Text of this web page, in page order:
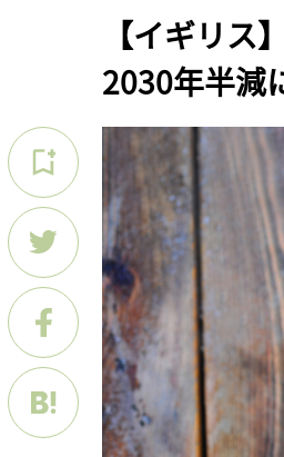
【イギリス
2030年半減